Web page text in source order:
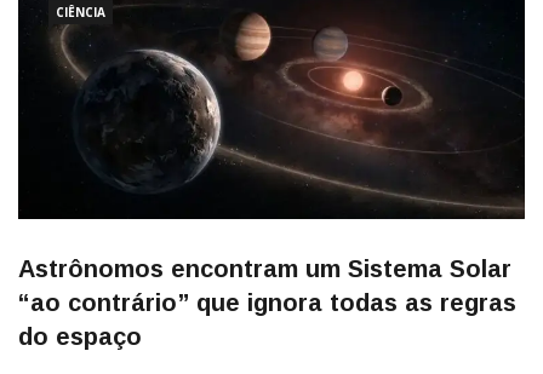
CIÊNCIA
Astrônomos encontram um Sistema Solar
“ao contrário” que ignora todas as regras
do espaço